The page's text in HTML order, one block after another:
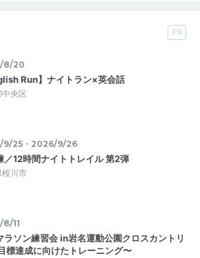
PR
8/20
Run】ナイトラン×英会話
央区
9/25・2026/9/26
／12時間ナイトトレイル 第2弾
桜川市
11
ラソン練習会 in岩名運動公園クロスカントリ
標達成に向けたトレーニング〜